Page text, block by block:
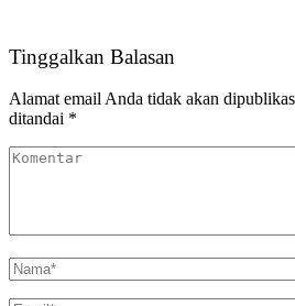
Tinggalkan Balasan
Alamat email Anda tidak akan
ditandai *